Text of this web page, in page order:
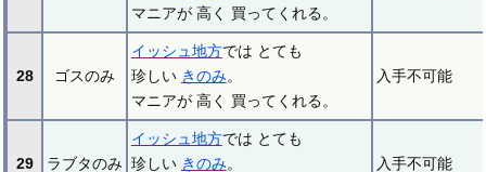
マニアが 高く 買ってくれる。
28 ゴスのみ
イッシュ地方では とても
珍しい きのみ。
マニアが 高く 買ってくれる。
入手不可能
29 ラブタのみ
イッシュ地方では とても
珍しい きのみ。
入手不可能